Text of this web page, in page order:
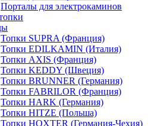
Порталы для электрокаминов
Топки SUPRA (Франция)
Топки EDILKAMIN (Италия)
Топки AXIS (Франция)
Топки KEDDY (Швеция)
Топки BRUNNER (Германия)
Топки FABRILOR (Франция)
Топки HARK (Германия)
Топки HITZE (Польша)
Топки HOXTER (Германия-Чехия)